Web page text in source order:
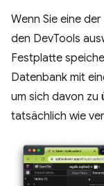
Wenn Sie eine
den DevTools
Festplatte
Datenbank mit
um sich davon zu
tatsächlich wie